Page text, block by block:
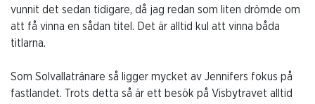
vunnit det sedan tidigare, då jag redan som liten drömde om
att få vinna en sådan titel. Det är alltid kul att vinna båda
titlarna.
Som Solvallatränare så ligger mycket av Jennifers fokus på
fastlandet. Trots detta så är ett besök på Visbytravet alltid